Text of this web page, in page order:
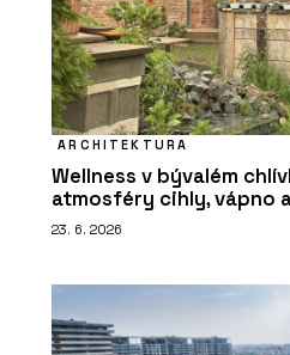
ARCHITEKTURA
Wellness v bývalém
atmosféry cihly, vápno
23. 6. 2026